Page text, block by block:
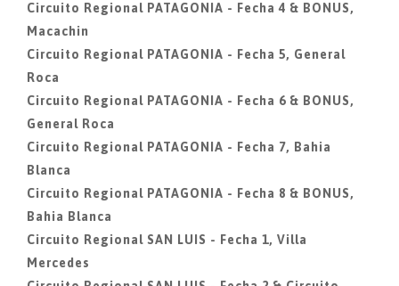
Circuito Regional PATAGONIA - Fecha 4 & BONUS,
Macachin
Circuito Regional PATAGONIA - Fecha 5, General
Roca
Circuito Regional PATAGONIA - Fecha 6 & BONUS,
General Roca
Circuito Regional PATAGONIA - Fecha 7, Bahia
Blanca
Circuito Regional PATAGONIA - Fecha 8 & BONUS,
Bahia Blanca
Circuito Regional SAN LUIS - Fecha 1, Villa
Mercedes